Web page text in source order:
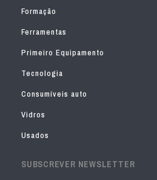
Formação
Ferramentas
Primeiro Equipamento
Tecnologia
Consumíveis auto
Vidros
Usados
SUBSCREVER NEWSLETTER